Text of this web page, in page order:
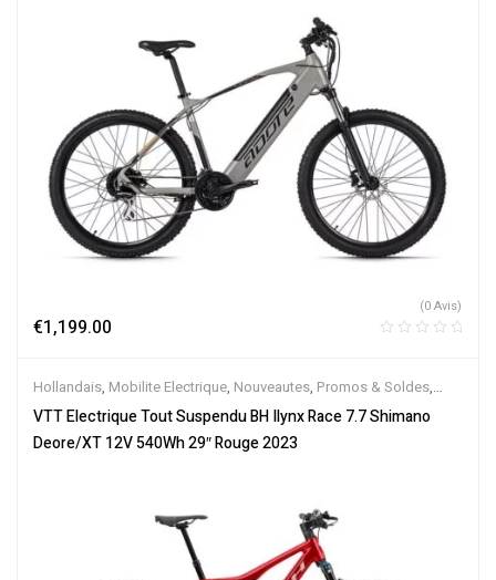
€1,199.00
(0 Avis)
Hollandais, Mobilite Electrique, Nouveautes, Promos & Soldes,
Tout-Suspendus ,Vélo électrique ville,Velos Electriques,VTT
Électriques
VTT Electrique Tout Suspendu BH Ilynx Race 7.7 Shimano
Deore/XT 12V 540Wh 29″ Rouge 2023